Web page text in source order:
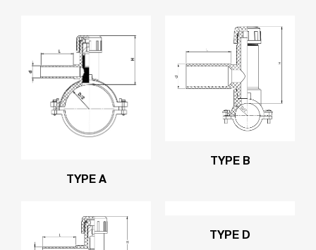
TYPE A
TYPE B
TYPE D